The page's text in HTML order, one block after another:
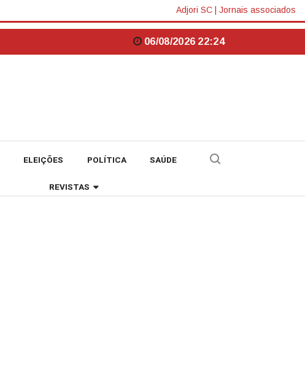
Adjori SC Jornais associados
06/08/2026 22:24
ELEIÇÕES POLÍTICA SAÚDE
REVISTAS